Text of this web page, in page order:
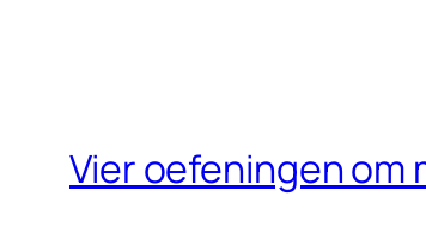
Vier oefeningen om